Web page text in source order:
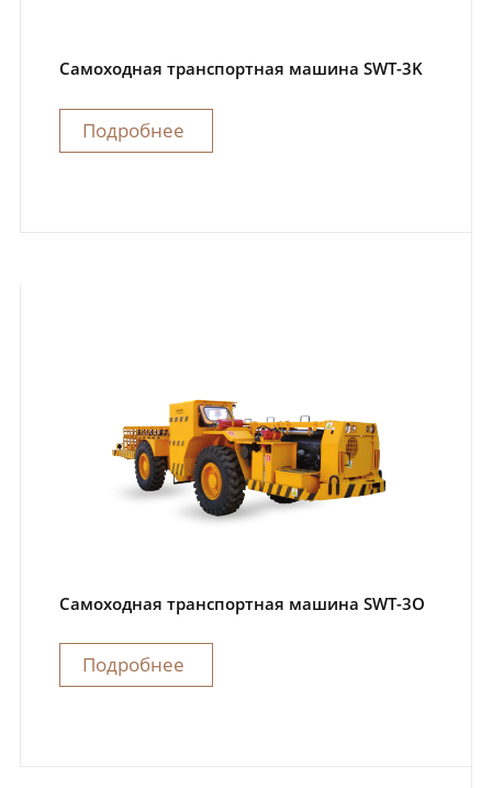
Самоходная транспортная машина SWT-3K
Подробнее
Самоходная транспортная машина SWT-3O
Подробнее